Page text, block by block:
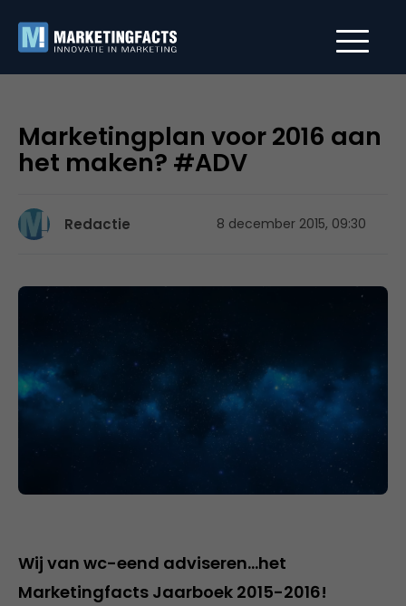
Marketingplan voor 2016 aan
het maken? #ADV
Redactie 8 december 2015, 09:30
Wij van wc-eend adviseren…het
Marketingfacts Jaarboek 2015-2016!